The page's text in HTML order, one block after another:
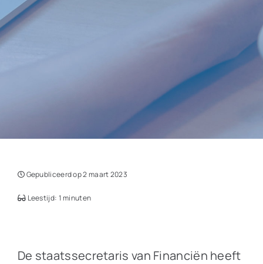
Gepubliceerd op 2 maart 2023
Leestijd: 1 minuten
De staatssecretaris van Financiën heeft